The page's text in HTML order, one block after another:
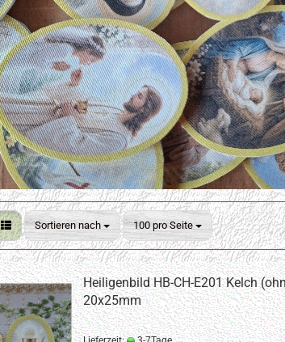
Sortieren nach
Sortieren nach 100 pro Seite
pro Seite
Heiligenbild HB-CH-E201 Kelch
20x25mm